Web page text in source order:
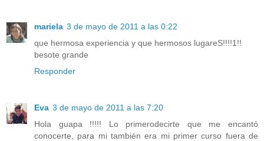
mariela 3 de mayo de 2011 a las 0:22
que hermosa experiencia y que hermosos lugareS!!!!1!!
besote grande
Responder
Eva 3 de mayo de 2011 a las 7:20
Hola guapa !!!!! Lo primerodecirte que me encantó
conocerte, para mi también era mi primer curso fuera de